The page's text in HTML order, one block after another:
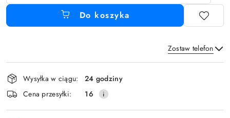
Do koszyka
Zostaw telefon
Wyślij
Dostępność
i
dostawa
Wysyłka w ciągu:
24 godziny
Cena przesyłki:
16